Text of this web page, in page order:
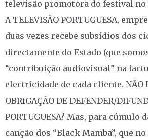
televisão promotora do festival no
A TELEVISÃO PORTUGUESA,
duas vezes recebe subsídios dos
directamente do Estado (que
“contribuição audiovisual” na
electricidade de cada cliente. NÃO
OBRIGAÇÃO DE DEFENDER/
PORTUGUESA? Mas, para cúmulo
canção dos “Black Mamba”, que